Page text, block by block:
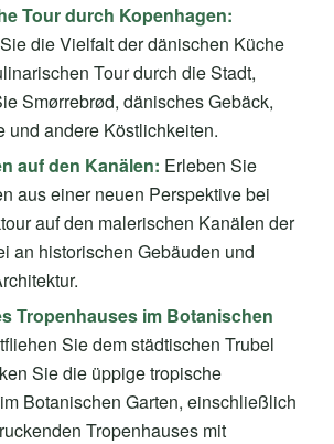
Tour durch Kopenhagen:
die Vielfalt der dänischen Küche
Tour durch die Stadt,
Smørrebrød, dänisches Gebäck,
und andere Köstlichkeiten.
auf den Kanälen: Erleben Sie
aus einer neuen Perspektive bei
auf den malerischen Kanälen der
an historischen Gebäuden und
Tropenhauses im Botanischen
Sie dem städtischen Trubel
Sie die üppige tropische
Botanischen Garten, einschließlich
Tropenhauses mit